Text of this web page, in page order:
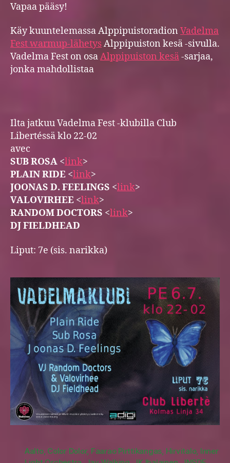
Vapaa pääsy!
Käy kuuntelemassa Alppipuistoradion Vadelma
Fest warmup-lähetysAlppipuiston kesä -sivulla.
Vadelma Fest on osaAlppipuiston kesä-sarjaa,
jonka mahdollistaa
Ilta jatkuu Vadelma Fest -klubilla Club
Libertéssä klo 22-02
avec
SUB ROSA <link>
PLAIN RIDE <link>
JOONAS D. FEELINGS <link>
VALOVIRHEE <link>
RANDOM DOCTORS <link>
DJ FIELDHEAD
Liput: 7e (sis. narikka)
Aalto, Color Dolor, Faarao Pirttikangas, Hirvitalo, Inner